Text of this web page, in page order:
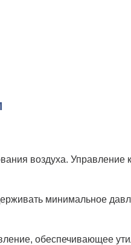
воздуха. Управление
минимальное
обеспечивающее